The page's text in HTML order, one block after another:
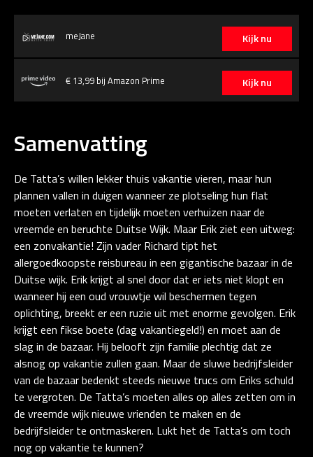
Kijk nu
meJane
Kijk nu
€ 13,99 bij Amazon Prime
Samenvatting
De Tatta’s willen lekker thuis vakantie vieren, maar hun
plannen vallen in duigen wanneer ze plotseling hun flat
moeten verlaten en tijdelijk moeten verhuizen naar de
vreemde en beruchte Duitse Wijk. Maar Erik ziet een uitweg:
een zonvakantie! Zijn vader Richard tipt het
allergoedkoopste reisbureau in een gigantische bazaar in de
Duitse wijk. Erik krijgt al snel door dat er iets niet klopt en
wanneer hij een oud vrouwtje wil beschermen tegen
oplichting, breekt er een ruzie uit met enorme gevolgen. Erik
krijgt een fikse boete (dag vakantiegeld!) en moet aan de
slag in de bazaar. Hij belooft zijn familie plechtig dat ze
alsnog op vakantie zullen gaan. Maar de sluwe bedrijfsleider
van de bazaar bedenkt steeds nieuwe trucs om Eriks schuld
te vergroten. De Tatta’s moeten alles op alles zetten om in
de vreemde wijk nieuwe vrienden te maken en de
bedrijfsleider te ontmaskeren. Lukt het de Tatta’s om toch
nog op vakantie te kunnen?